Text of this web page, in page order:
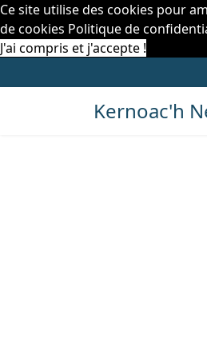
Ce site utilise des cookies pour
de cookies Politique de
J'ai compris et j'accepte !
Kernoac'h